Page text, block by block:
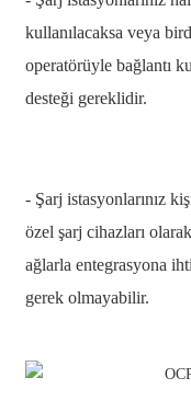
kullanılacaksa veya
operatörüyle bağlantı
desteği gereklidir.
- Şarj istasyonlarınız
özel şarj cihazları
ağlarla entegrasyona
gerek olmayabilir.